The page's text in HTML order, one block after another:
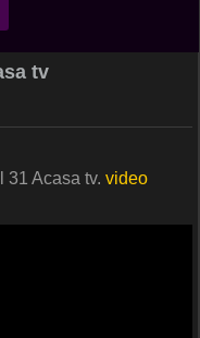
tv
31 Acasa tv. video